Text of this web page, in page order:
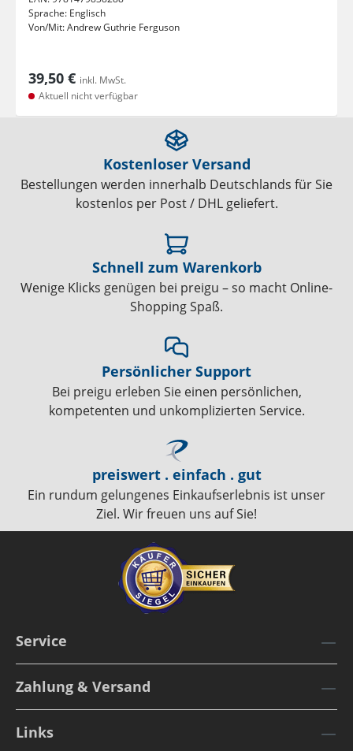
Sprache: Englisch
Von/Mit:Andrew Guthrie Ferguson
39,50 € inkl. MwSt.
Aktuell nicht verfügbar
Kostenloser Versand
Bestellungen werden innerhalb Deutschlands für Sie
kostenlos per Post / DHL geliefert.
Schnell zum Warenkorb
Wenige Klicks genügen bei preigu – so macht Online-
Shopping Spaß.
Persönlicher Support
Bei preigu erleben Sie einen persönlichen,
kompetenten und unkomplizierten Service.
preiswert . einfach . gut
Ein rundum gelungenes Einkaufserlebnis ist unser
Ziel. Wir freuen uns auf Sie!
Service
Zahlung & Versand
Links